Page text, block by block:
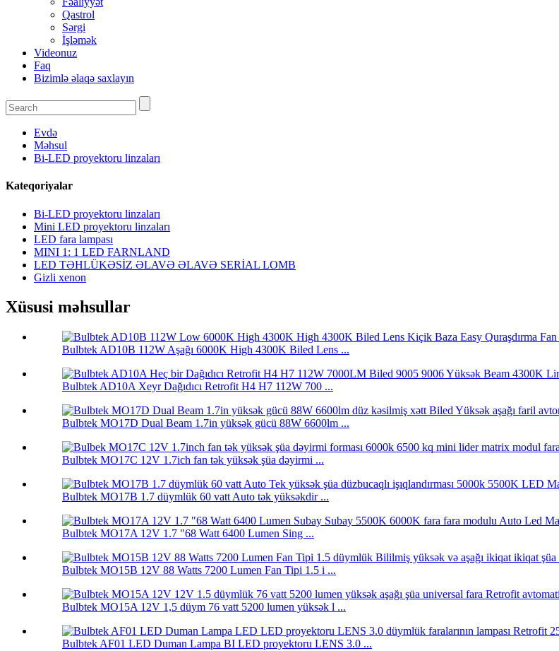
Qastrol
Sərgi
İşləmək
Videonuz
Faq
Bizimlə əlaqə saxlayın
Evdə
Məhsul
Bi-LED proyektoru linzaları
Kateqoriyalar
Bi-LED proyektoru linzaları
Mini LED proyektoru linzaları
LED fara lampası
MINI 1: 1 LED FARNLAND
LED TƏHLÜKƏSİZ ƏLAVƏ ƏLAVƏ SERİAL LOMB
Gizli xenon
Xüsusi məhsullar
Bulbtek AD10B 112W Aşağı 6000K High 4300K ​​Biled Lens ...
Bulbtek AD10A Xeyr Dağıdıcı Retrofit H4 H7 112W 700 ...
Bulbtek MO17D Dual Beam 1.7in yüksək gücü 88W 6600lm ...
Bulbtek MO17C 12V 1.7ich fan tək yüksək şüa dəyirmi ...
Bulbtek MO17B 1.7 düymlük 60 vatt Auto tək yüksəkdir ...
Bulbtek MO17A 12V 1.7 "68 Watt 6400 Lumen Sing ...
Bulbtek MO15B 12V 88 Watts 7200 Lumen Fan Tipi 1.5 i ...
Bulbtek MO15A 12V 1,5 düym 76 vatt 5200 lumen yüksək l ...
Bulbtek AF01 LED Duman Lampa BI LED proyektoru LENS 3.0 ...